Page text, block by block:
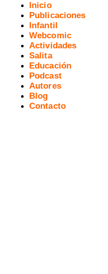
Inicio
Publicaciones
Infantil
Webcomic
Actividades
Salita
Educación
Podcast
Autores
Blog
Contacto